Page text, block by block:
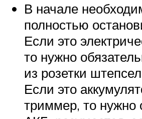
В начале
полностью
Если это
то нужно
из розетки
Если это
триммер, то нужно